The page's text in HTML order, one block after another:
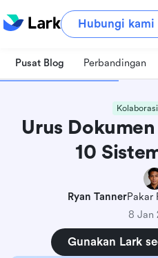
Hubungi kami
Pusat Blog Perbandingan
Urus
10
Ryan TannerPakar
8 Jan
Gunakan Lark